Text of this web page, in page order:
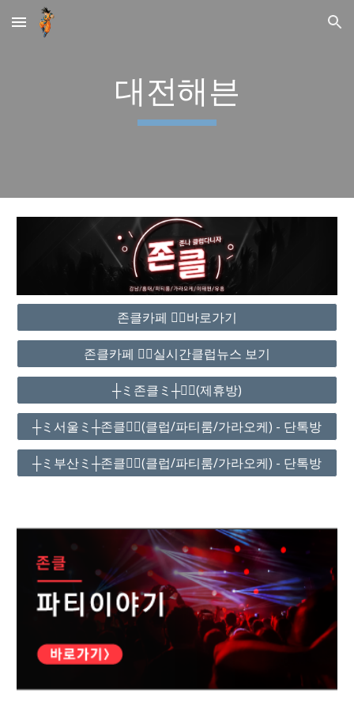
Skip to main content Skip to navigation
대전해븐
존클카페 ❤️‍🔥바로가기
존클카페 ❤️‍🔥실시간클럽뉴스 보기
┼ミ존클ミ┼❤️‍🔥(제휴방)
┼ミ서울ミ┼존클❤️‍🔥(클럽/파티룸/가라오케) - 단톡방
┼ミ부산ミ┼존클❤️‍🔥(클럽/파티룸/가라오케) - 단톡방